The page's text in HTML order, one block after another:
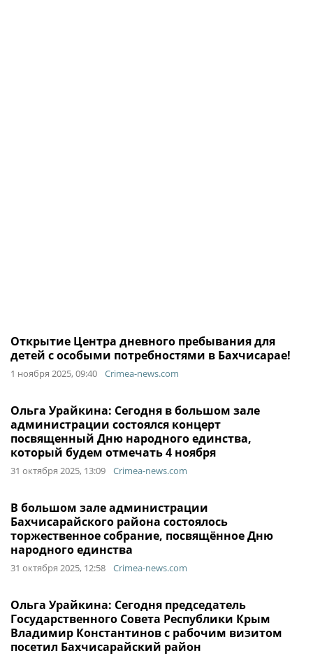
Открытие Центра дневного пребывания для
детей с особыми потребностями в Бахчисарае!
1 ноября 2025, 09:40 Crimea-news.com
Ольга Урайкина: Сегодня в большом зале
администрации состоялся концерт
посвященный Дню народного единства,
который будем отмечать 4 ноября
31 октября 2025, 13:09 Crimea-news.com
В большом зале администрации
Бахчисарайского района состоялось
торжественное собрание, посвящённое Дню
народного единства
31 октября 2025, 12:58 Crimea-news.com
Ольга Урайкина: Сегодня председатель
Государственного Совета Республики Крым
Владимир Константинов с рабочим визитом
посетил Бахчисарайский район